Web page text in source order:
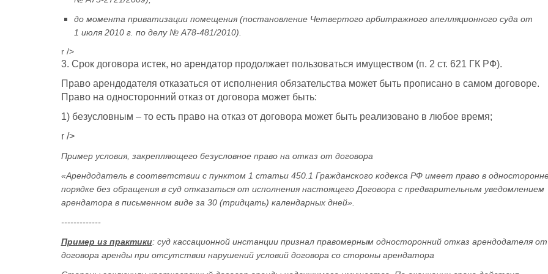
до момента приватизации помещения (постановление Четвертого арбитражного апелляционного суда от
1 июля 2010 г. по делу № А78-481/2010).
r />
3. Срок договора истек, но арендатор продолжает пользоваться имуществом (п. 2 ст. 621 ГК РФ).
Право арендодателя отказаться от исполнения обязательства может быть прописано в самом договоре.
Право на односторонний отказ от договора может быть:
1) безусловным – то есть право на отказ от договора может быть реализовано в любое время;
r />
Пример условия, закрепляющего безусловное право на отказ от договора
«Арендодатель в соответствии с пунктом 1 статьи 450.1 Гражданского кодекса РФ имеет право в
порядке без обращения в суд отказаться от исполнения настоящего Договора с предварительным уведомлением
арендатора в письменном виде за 30 (тридцать) календарных дней».
-------------
Пример из практики: суд кассационной инстанции признал правомерным односторонний отказ арендодателя от
договора аренды при отсутствии нарушений условий договора со стороны арендатора